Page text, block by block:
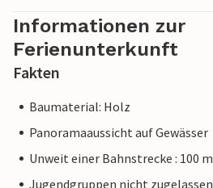
Informationen zur
Ferienunterkunft
Fakten
Baumaterial: Holz
Panoramaaussicht auf Gewässer
Unweit einer Bahnstrecke : 100 m
Jugendgruppen nicht zugelassen